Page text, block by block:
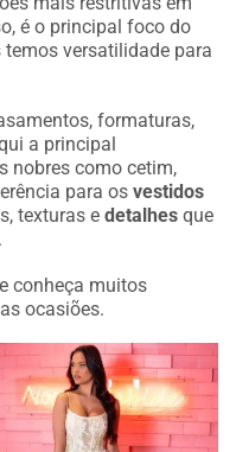
é o principal foco do
temos versatilidade para
formaturas,
a principal
nobres como cetim,
para os vestidos
texturas e detalhes que
e conheça muitos
ocasiões.